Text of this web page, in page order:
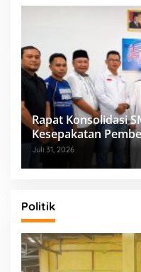
Rapat Konsolidasi
Kesepakatan
Kolaboratif
Juli 31, 2026
Politik